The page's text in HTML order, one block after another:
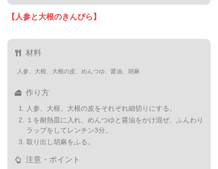
【人参と大根のきんぴら】
材料
人参、大根、大根の皮、めんつゆ、醤油、胡麻
作り方
人参、大根、大根の皮をそれぞれ細切りにする。
１を耐熱皿に入れ、めんつゆと醤油をかけ混ぜ、ふんわり
ラップをしてレンチン3分。
取り出し胡麻をふる。
注意・ポイント